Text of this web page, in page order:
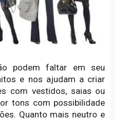
podem faltar em seu
e nos ajudam a criar
com vestidos, saias ou
tons com possibilidade
Quanto mais neutro e